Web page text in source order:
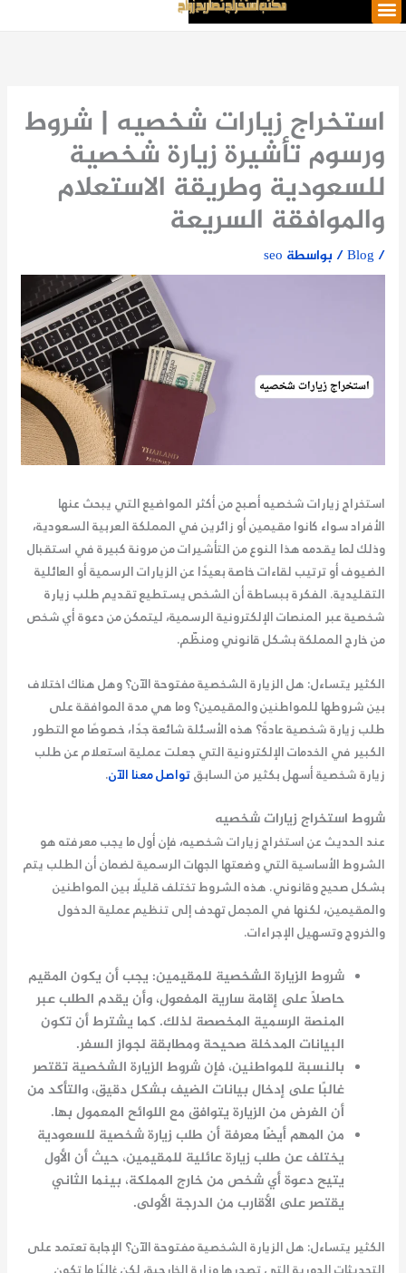
تخطي
e
استخراج زيارات شخصيه | شروط
ورسوم تأشيرة زيارة شخصية
للسعودية وطريقة الاستعلام
والموافقة السريعة
/
Blog/ بواسطة seo
استخراج زيارات شخصيهأصبح من أكثر المواضيع التي يبحث عنها
الأفراد سواء كانوا مقيمين أو زائرين في المملكة العربية السعودية،
وذلك لما يقدمه هذا النوع من التأشيرات من مرونة كبيرة في استقبال
الضيوف أو ترتيب لقاءات خاصة بعيدًا عن الزيارات الرسمية أو العائلية
التقليدية. الفكرة ببساطة أن الشخص يستطيع تقديم طلب زيارة
شخصية عبر المنصات الإلكترونية الرسمية، ليتمكن من دعوة أي شخص
من خارج المملكة بشكل قانوني ومنظّم.
الكثير يتساءل: هل الزيارة الشخصية مفتوحة الآن؟ وهل هناك اختلاف
بين شروطها للمواطنين والمقيمين؟ وما هي مدة الموافقة على
طلب زيارة شخصية عادةً؟ هذه الأسئلة شائعة جدًا، خصوصًا مع التطور
الكبير في الخدمات الإلكترونية التي جعلت عملية استعلام عن طلب
زيارة شخصية أسهل بكثير من السابقتواصل معنا الآن.
شروط استخراج زيارات شخصيه
عند الحديث عن استخراج زيارات شخصيه، فإن أول ما يجب معرفته هو
الشروط الأساسية التي وضعتها الجهات الرسمية لضمان أن الطلب يتم
بشكل صحيح وقانوني. هذه الشروط تختلف قليلًا بين المواطنين
والمقيمين، لكنها في المجمل تهدف إلى تنظيم عملية الدخول
والخروج وتسهيل الإجراءات.
شروط الزيارة الشخصية للمقيمين: يجب أن يكون المقيم
حاصلًا على إقامة سارية المفعول، وأن يقدم الطلب عبر
المنصة الرسمية المخصصة لذلك. كما يشترط أن تكون
البيانات المدخلة صحيحة ومطابقة لجواز السفر.
بالنسبة للمواطنين، فإن شروط الزيارة الشخصية تقتصر
غالبًا على إدخال بيانات الضيف بشكل دقيق، والتأكد من
أن الغرض من الزيارة يتوافق مع اللوائح المعمول بها.
من المهم أيضًا معرفة أن طلب زيارة شخصية للسعودية
يختلف عن طلب زيارة عائلية للمقيمين، حيث أن الأول
يتيح دعوة أي شخص من خارج المملكة، بينما الثاني
يقتصر على الأقارب من الدرجة الأولى.
الكثير يتساءل: هل الزيارة الشخصية مفتوحة الآن؟ الإجابة تعتمد على